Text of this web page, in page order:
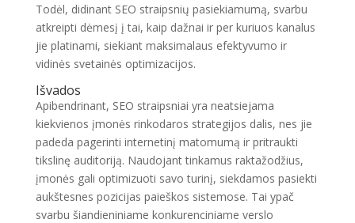
Todėl, didinant SEO straipsnių pasiekiamumą, svarbu
atkreipti dėmesį į tai, kaip dažnai ir per kuriuos kanalus
jie platinami, siekiant maksimalaus efektyvumo ir
vidinės svetainės optimizacijos.
Išvados
Apibendrinant, SEO straipsniai yra neatsiejama
kiekvienos įmonės rinkodaros strategijos dalis, nes jie
padeda pagerinti internetinį matomumą ir pritraukti
tikslinę auditoriją. Naudojant tinkamus raktažodžius,
įmonės gali optimizuoti savo turinį, siekdamos pasiekti
aukštesnes pozicijas paieškos sistemose. Tai ypač
svarbu šiandieniniame konkurenciniame verslo